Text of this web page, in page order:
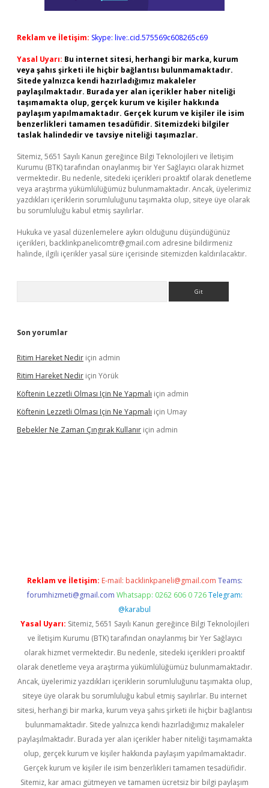
Reklam ve İletişim: Skype: live:.cid.575569c608265c69
Yasal Uyarı: Bu internet sitesi, herhangi bir marka, kurum
veya şahıs şirketi ile hiçbir bağlantısı bulunmamaktadır.
Sitede yalnızca kendi hazırladığımız makaleler
paylaşılmaktadır. Burada yer alan içerikler haber niteliği
taşımamakta olup, gerçek kurum ve kişiler hakkında
paylaşım yapılmamaktadır. Gerçek kurum ve kişiler ile isim
benzerlikleri tamamen tesadüfidir. Sitemizdeki bilgiler
taslak halindedir ve tavsiye niteliği taşımazlar.
Sitemiz, 5651 Sayılı Kanun gereğince Bilgi Teknolojileri ve İletişim
Kurumu (BTK) tarafından onaylanmış bir Yer Sağlayıcı olarak hizmet
vermektedir. Bu nedenle, sitedeki içerikleri proaktif olarak denetleme
veya araştırma yükümlülüğümüz bulunmamaktadır. Ancak, üyelerimiz
yazdıkları içeriklerin sorumluluğunu taşımakta olup, siteye üye olarak
bu sorumluluğu kabul etmiş sayılırlar.
Hukuka ve yasal düzenlemelere aykırı olduğunu düşündüğünüz
içerikleri, backlinkpanelicomtr@gmail.com adresine bildirmeniz
halinde, ilgili içerikler yasal süre içerisinde sitemizden kaldırılacaktır.
Son yorumlar
Ritim Hareket Nedir için admin
Ritim Hareket Nedir için Yörük
Köftenin Lezzetli Olması Için Ne Yapmalı için admin
Köftenin Lezzetli Olması Için Ne Yapmalı için Umay
Bebekler Ne Zaman Çıngırak Kullanır için admin
Reklam ve İletişim: E-mail: backlinkpaneli@gmail.com Teams:
forumhizmeti@gmail.com Whatsapp: 0262 606 0 726 Telegram:
@karabul
Yasal Uyarı: Sitemiz, 5651 Sayılı Kanun gereğince Bilgi Teknolojileri
ve İletişim Kurumu (BTK) tarafından onaylanmış bir Yer Sağlayıcı
olarak hizmet vermektedir. Bu nedenle, sitedeki içerikleri proaktif
olarak denetleme veya araştırma yükümlülüğümüz bulunmamaktadır.
Ancak, üyelerimiz yazdıkları içeriklerin sorumluluğunu taşımakta olup,
siteye üye olarak bu sorumluluğu kabul etmiş sayılırlar. Bu internet
sitesi, herhangi bir marka, kurum veya şahıs şirketi ile hiçbir bağlantısı
bulunmamaktadır. Sitede yalnızca kendi hazırladığımız makaleler
paylaşılmaktadır. Burada yer alan içerikler haber niteliği taşımamakta
olup, gerçek kurum ve kişiler hakkında paylaşım yapılmamaktadır.
Gerçek kurum ve kişiler ile isim benzerlikleri tamamen tesadüfidir.
Sitemiz, kar amacı gütmeyen ve tamamen ücretsiz bir bilgi paylaşım